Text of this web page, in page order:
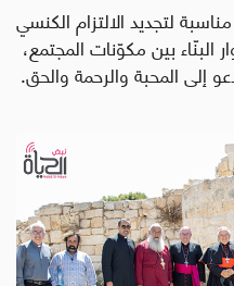
لتجديد الالتزام الكنسي
البنّاء بين مكوّنات المجتمع،
إلى المحبة والرحمة والحق.